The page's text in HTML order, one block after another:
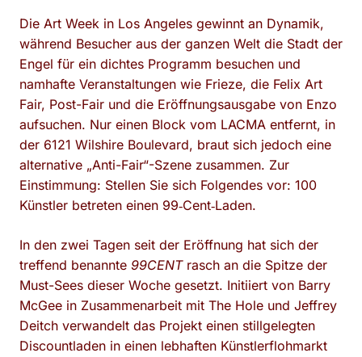
Die Art Week in Los Angeles gewinnt an Dynamik,
während Besucher aus der ganzen Welt die Stadt der
Engel für ein dichtes Programm besuchen und
namhafte Veranstaltungen wie Frieze, die Felix Art
Fair, Post-Fair und die Eröffnungsausgabe von Enzo
aufsuchen. Nur einen Block vom LACMA entfernt, in
der 6121 Wilshire Boulevard, braut sich jedoch eine
alternative „Anti-Fair“-Szene zusammen. Zur
Einstimmung: Stellen Sie sich Folgendes vor: 100
Künstler betreten einen 99‑Cent‑Laden.
In den zwei Tagen seit der Eröffnung hat sich der
treffend benannte 99CENTrasch an die Spitze der
Must-Sees dieser Woche gesetzt. Initiiert von Barry
McGee in Zusammenarbeit mit The Hole und Jeffrey
Deitch verwandelt das Projekt einen stillgelegten
Discountladen in einen lebhaften Künstlerflohmarkt